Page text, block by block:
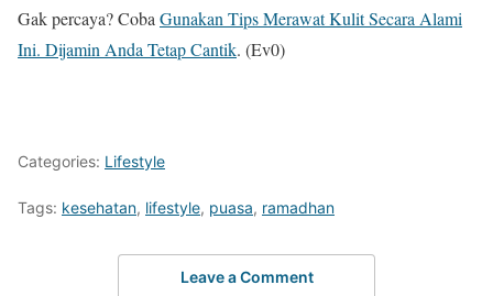
Gak percaya? Coba Gunakan Tips Merawat Kulit Secara Alami
Ini. Dijamin Anda Tetap Cantik. (Ev0)
Categories: Lifestyle
Tags: kesehatan, lifestyle, puasa, ramadhan
Leave a Comment